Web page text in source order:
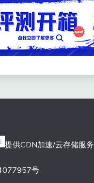
提供CDN加速/云存储服务
号